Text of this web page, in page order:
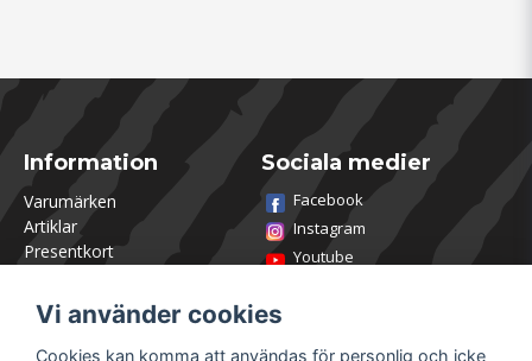
Information
Varumärken
Artiklar
Presentkort
Om Utklasad
Team Utklasad
Recensera och vinn
Sociala medier
Facebook
Instagram
Youtube
Vi använder cookies
Cookies kan komma att användas för personlig och icke